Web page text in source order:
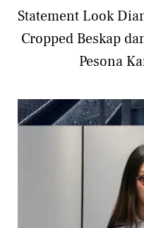
Statement Look
Cropped Beskap
Pesona